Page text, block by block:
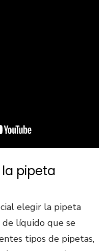
pipeta
elegir la pipeta
de líquido que se
tipos de pipetas,